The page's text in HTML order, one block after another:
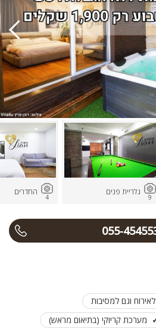
9
גלריית פנים
4
החדרים
055-
וגם למסיבות
מערכת קריוקי (בתיאום מראש)